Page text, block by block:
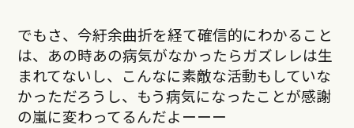
でもさ、今紆余曲折を経て確信的にわかること
は、あの時あの病気がなかったらガズレレは生
まれてないし、こんなに素敵な活動もしていな
かっただろうし、もう病気になったことが感謝
の嵐に変わってるんだよーーー